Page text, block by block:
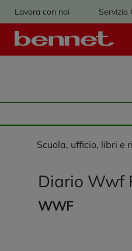
Lavora con noi Servizio
Logo Bennet -
scuola, ufficio, libri e
Diario Wwf
WWF